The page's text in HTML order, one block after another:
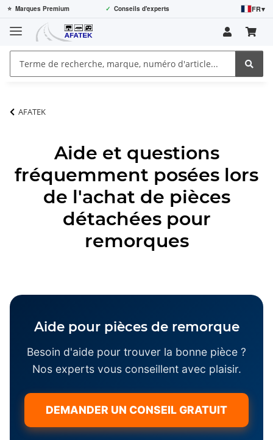
⭐ Marques Premium ✓ Conseils d'experts FR▾
AFATEK
Aide et questions
fréquemment posées lors
de l'achat de pièces
détachées pour
remorques
Aide pour pièces de remorque
Besoin d'aide pour trouver la bonne pièce ?
Nos experts vous conseillent avec plaisir.
DEMANDER UN CONSEIL GRATUIT